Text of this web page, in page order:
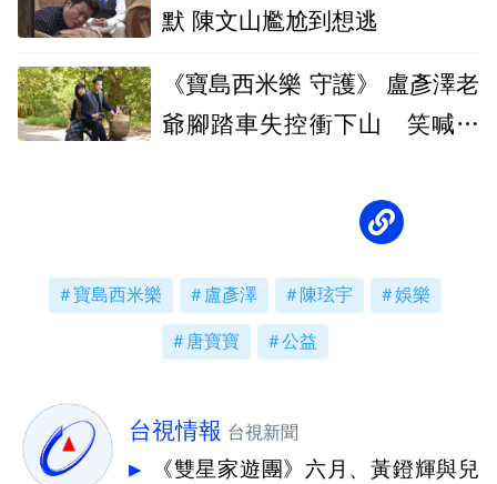
默 陳文山尷尬到想逃
《寶島西米樂 守護》 盧彥澤老
爺腳踏車失控衝下山 笑喊像
寶島西米樂 盧彥澤 陳玹宇 娛樂
唐寶寶 公益
台視情報 台視新聞
《雙星家遊團》六月、黃鐙輝與兒